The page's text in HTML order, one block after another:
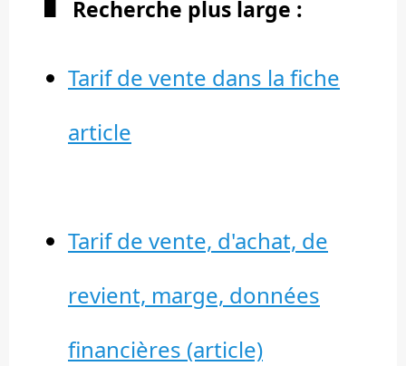
Recherche plus large :
Tarif de vente dans la fiche
article
Tarif de vente, d'achat, de
revient, marge, données
financières (article)